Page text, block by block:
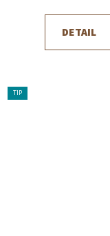
DETAIL
TIP